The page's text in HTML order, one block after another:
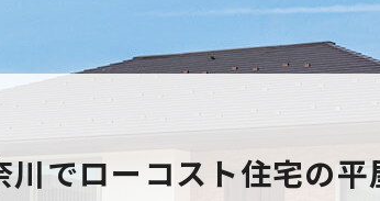
川でローコスト住宅の平